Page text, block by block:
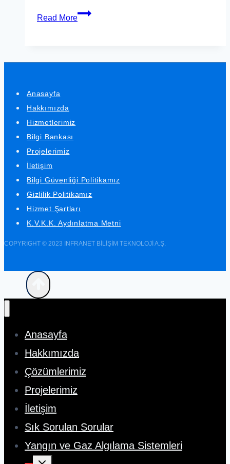
Read More
Anasayfa
Hakkımızda
Hizmetlerimiz
Bilgi Bankası
Projelerimiz
İletişim
Bilgi Güvenliği Politikamız
Gizlilik Politikamız
Hizmet Şartları
K.V.K.K. Aydınlatma Metni
COPYRIGHT © 2023 INFRANET BİLİŞİM TEKNOLOJİ A.Ş.
Anasayfa
Hakkımızda
Çözümlerimiz
Projelerimiz
İletişim
Sık Sorulan Sorular
Yangın ve Gaz Algılama Sistemleri